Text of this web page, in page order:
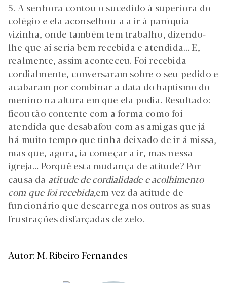
5. A senhora contou o sucedido à superiora do
colégio e ela aconselhou-a a ir à paróquia
vizinha, onde também tem trabalho, dizendo-
lhe que aí seria bem recebida e atendida… E,
realmente, assim aconteceu. Foi recebida
cordialmente, conversaram sobre o seu pedido e
acabaram por combinar a data do baptismo do
menino na altura em que ela podia. Resultado:
ficou tão contente com a forma como foi
atendida que desabafou com as amigas que já
há muito tempo que tinha deixado de ir á missa,
mas que, agora, ia começar a ir, mas nessa
igreja… Porquê esta mudança de atitude? Por
causa da atitude de cordialidade e acolhimento
com que foi recebida,em vez da atitude de
funcionário que descarrega nos outros as suas
frustrações disfarçadas de zelo.
Autor: M. Ribeiro Fernandes